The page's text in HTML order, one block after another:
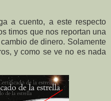
a cuento, a este respecto
timos que nos reportan una
de dinero. Solamente
y como se ve no es nada